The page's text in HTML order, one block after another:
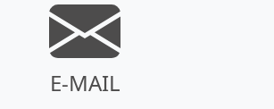
E-MAIL